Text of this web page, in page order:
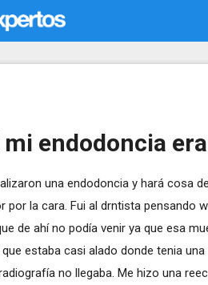
mi endodoncia
una endodoncia y hará cosa
por la cara. Fui al drntista pensando
de ahí no podía venir ya que esa
estaba casi alado donde tenia
no llegaba. Me hizo una